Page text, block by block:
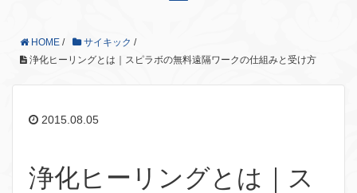
HOME / サイキック /
浄化ヒーリングとは｜スピラボの無料遠隔ワークの仕組みと受け方
2015.08.05
浄化ヒーリングとは｜ス